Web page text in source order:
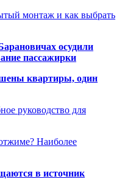
монтаж и как выбрать
осудили
пассажирки
квартиры, один
руководство для
Наиболее
в источник